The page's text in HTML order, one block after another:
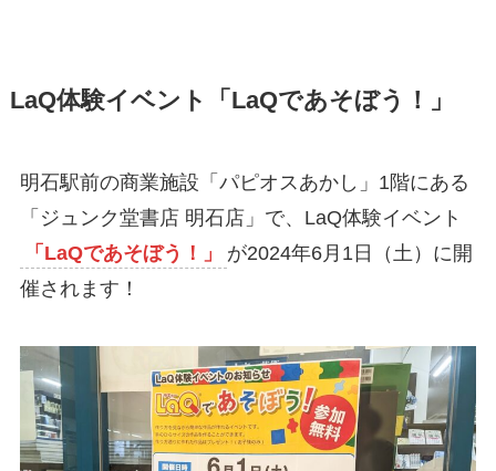
LaQ体験イベント「LaQであそぼう！」
明石駅前の商業施設「パピオスあかし」1階にある
「ジュンク堂書店 明石店」で、LaQ体験イベント
「LaQであそぼう！」
が2024年6月1日（土）に開
催されます！